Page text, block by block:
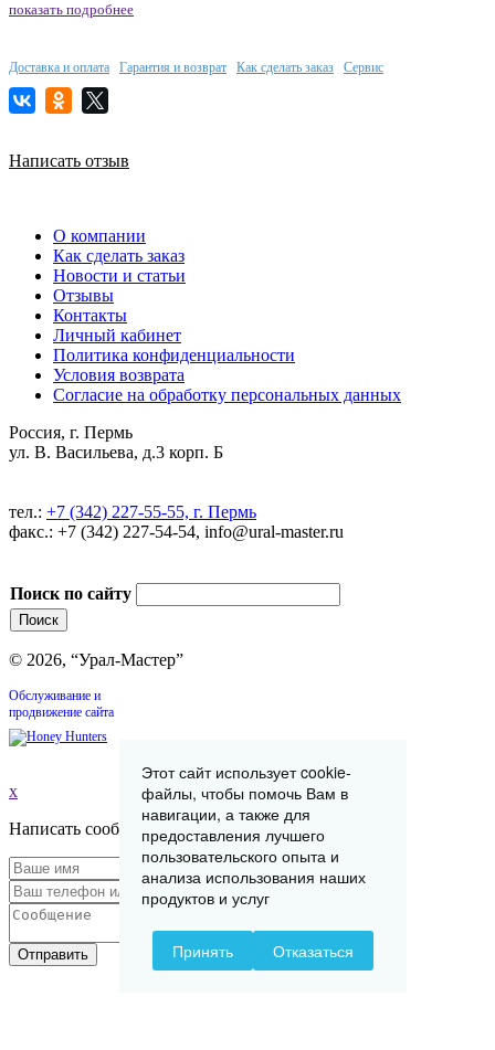
показать подробнее
Доставка и оплата Гарантия и возврат Как сделать заказ Сервис
Написать отзыв
О компании
Как сделать заказ
Новости и статьи
Отзывы
Контакты
Личный кабинет
Политика конфиденциальности
Условия возврата
Согласие на обработку персональных данных
Россия, г. Пермь
ул. В. Васильева, д.3 корп. Б
тел.: +7 (342) 227-55-55, г. Пермь
факс.: +7 (342) 227-54-54, info@ural-master.ru
Поиск по сайту
© 2026, “Урал-Мастер”
Обслуживание и
продвижение сайта
x
Написать сообщение
Отправить
Этот сайт использует cookie-
файлы, чтобы помочь Вам в
навигации, а также для
предоставления лучшего
пользовательского опыта и
анализа использования наших
продуктов и услуг
Принять Отказаться